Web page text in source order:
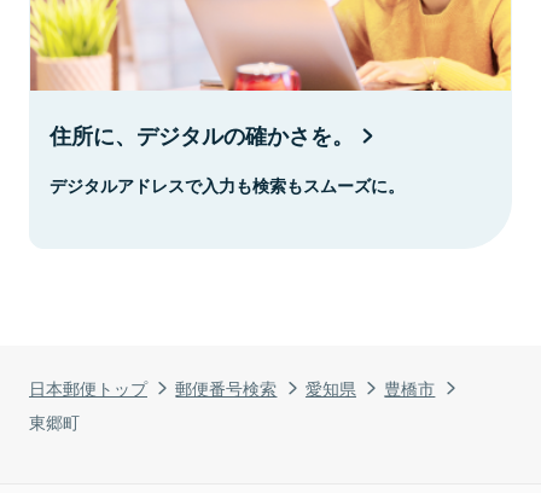
日本郵便トップ 郵便番号検索 愛知県
豊橋市
東郷町
住所に、デジタルの確かさを。
デジタルアドレスで入力も検索もスムーズに。